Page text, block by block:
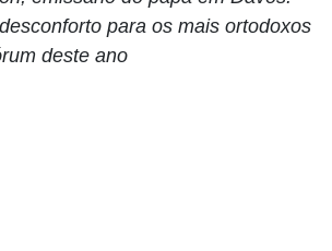
para os mais ortodoxos
deste ano